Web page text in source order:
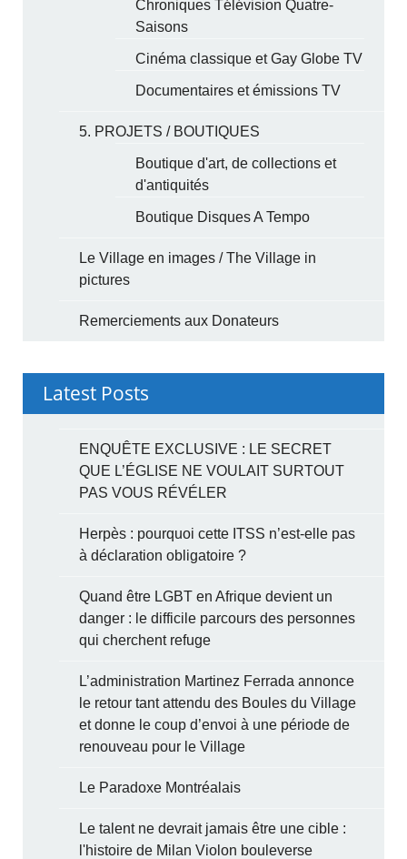
Chroniques Télévision Quatre-
Saisons
Cinéma classique et Gay Globe TV
Documentaires et émissions TV
5. PROJETS / BOUTIQUES
Boutique d'art, de collections et
d'antiquités
Boutique Disques A Tempo
Le Village en images / The Village in
pictures
Remerciements aux Donateurs
Latest Posts
ENQUÊTE EXCLUSIVE : LE SECRET
QUE L’ÉGLISE NE VOULAIT SURTOUT
PAS VOUS RÉVÉLER
Herpès : pourquoi cette ITSS n’est-elle pas
à déclaration obligatoire ?
Quand être LGBT en Afrique devient un
danger : le difficile parcours des personnes
qui cherchent refuge
L’administration Martinez Ferrada annonce
le retour tant attendu des Boules du Village
et donne le coup d’envoi à une période de
renouveau pour le Village
Le Paradoxe Montréalais
Le talent ne devrait jamais être une cible :
l'histoire de Milan Violon bouleverse